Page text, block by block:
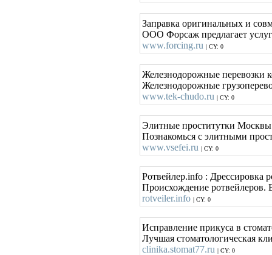
Заправка оригинальных и
ООО Форсаж предлагает
www.forcing.ru | CY: 0
Железнодорожные перевозки
Железнодорожные
www.tek-chudo.ru | CY: 0
Элитные проститутки Москвы
Познакомься с элитными
www.vsefei.ru | CY: 0
Ротвейлер.info : Дрессировка
Происхождение ротвейлеров.
rotveiler.info | CY: 0
Исправление прикуса в
Лучшая стоматологическая
clinika.stomat77.ru | CY: 0